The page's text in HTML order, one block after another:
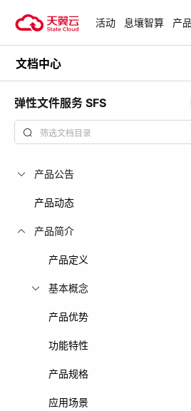
试用，产品折扣等，助您降
活动 息壤智算 产品
文档中心
弹性文件服务 SFS
产品公告
产品动态
产品简介
产品定义
基本概念
产品优势
功能特性
产品规格
应用场景